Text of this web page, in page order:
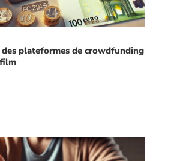
plateformes de crowdfunding